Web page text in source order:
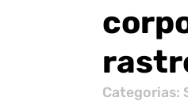
Categorias: